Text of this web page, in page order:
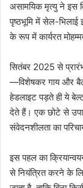
असामयिक मृत्यु ने इस
पृष्ठभूमि में सेल-भिलाई
के रूप में कार्यरत
सितंबर 2025 से
—विशेषकर गाय और
हेडलाइट पड़ते ही ये
देते हैं। एक छोटे से
संवेदनशीलता का
इस पहल का
से नियंत्रित करने के लिए